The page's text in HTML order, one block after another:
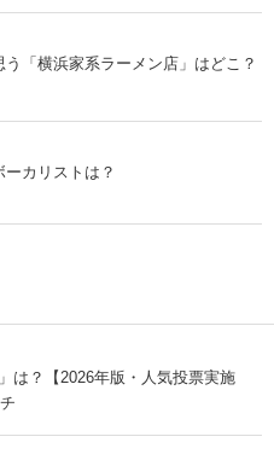
「横浜家系ラーメン店」はどこ？
カリストは？
は？【2026年版・人気投票実施